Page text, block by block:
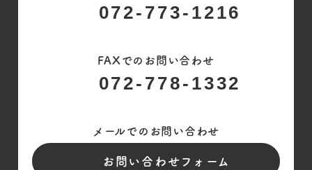
072-773-1216
FAXでのお問い合わせ
072-778-1332
メールでのお問い合わせ
お問い合わせフォーム